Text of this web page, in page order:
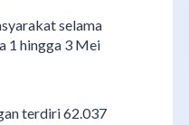
selama
1 hingga 3 Mei
terdiri 62.037